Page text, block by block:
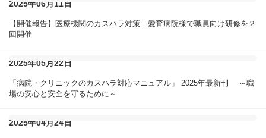
2025年06月11日
【開催報告】医療機関のカスハラ対策｜愛育病院様で職員向け研修を２
回開催
2025年05月22日
「病院・クリニックのカスハラ対応マニュアル」 2025年最新刊 ～職
場の安心と安全を守るために～
2025年04月24日